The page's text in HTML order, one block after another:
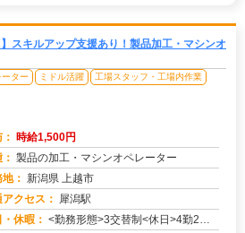
スキルアップ支援あり！製品加工・マシンオ
ター ミドル活躍
工場スタッフ・工場内作業
時給1,500円
製品の加工・マシンオペレーター
： 新潟県 上越市
クセス： 犀潟駅
休暇： <勤務形態>3交替制<休日>4勤2休★ＧＷ★夏季休暇★冬季休暇★年末年始